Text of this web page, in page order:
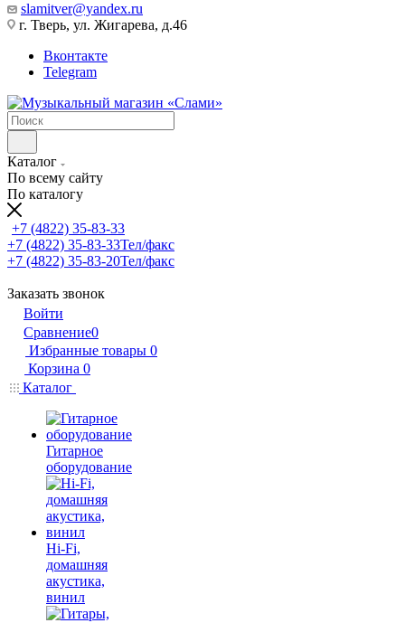
slamitver@yandex.ru
г. Тверь, ул. Жигарева, д.46
Вконтакте
Telegram
Каталог
По всему сайту
По каталогу
+7 (4822) 35-83-33
+7 (4822) 35-83-33Тел/факс
+7 (4822) 35-83-20Тел/факс
Заказать звонок
Войти
Сравнение0
Избранные товары 0
Корзина 0
Каталог
Гитарное
оборудование
Hi-Fi,
домашняя
акустика,
винил